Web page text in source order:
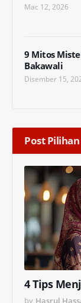
Mac 12, 2026
9 Mitos
Bakawali
Disember 15,
Post Pilihan
4 Tips
by Hasrul